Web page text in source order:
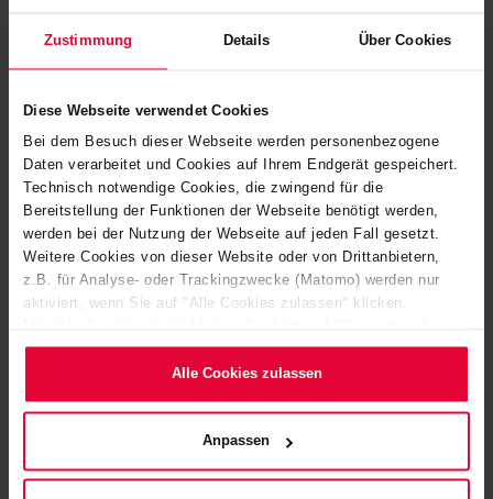
Zustimmung Details Über Cookies
Diese Webseite verwendet Cookies
Bei dem Besuch dieser Webseite werden personenbezogene
Daten verarbeitet und Cookies auf Ihrem Endgerät gespeichert.
Technisch notwendige Cookies, die zwingend für die
Bereitstellung der Funktionen der Webseite benötigt werden,
werden bei der Nutzung der Webseite auf jeden Fall gesetzt.
Weitere Cookies von dieser Website oder von Drittanbietern,
z.B. für Analyse- oder Trackingzwecke (Matomo) werden nur
aktiviert, wenn Sie auf "Alle Cookies zulassen" klicken.
Cookies verwenden". Mehr dazu (einschließlich der Möglichkeit,
die Einwilligungserklärung zu ändern oder zu widerrufen)
Website) bzw. derDatenschutzerklärung.
Alle Cookies zulassen
Anpassen
ALKADUR HR LF PROTECT 1
Elektrisch isolierendes Auskleidungssystem
bestehend aus einer selbstverlaufenden,
rissüberbrückenden und chemisch
hochbeständigen Dichtschicht mit
nachfolgender Platten- oder Steinauskleidung
für die Verwendung in LAU-Anlagen. Allgemeine
Bauartgenehmigung des DIBt, Berlin
TI 245B
ALKADUR HR LF PROTECT 2